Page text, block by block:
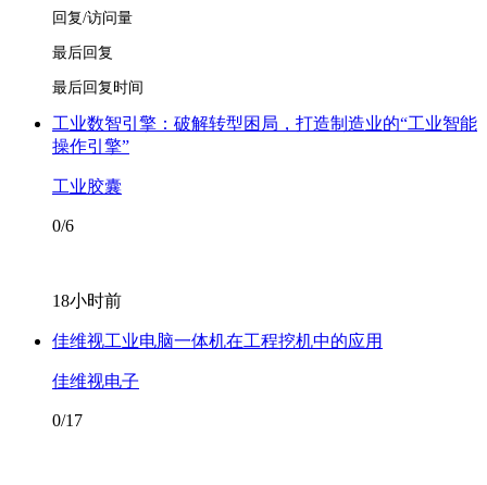
回复/访问量
最后回复
最后回复时间
工业数智引擎：破解转型困局，打造制造业的“工业智能
操作引擎”
工业胶囊
0/6
18小时前
佳维视工业电脑一体机在工程挖机中的应用
佳维视电子
0/17